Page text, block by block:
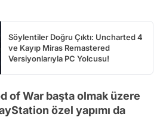
Söylentiler Doğru Çıktı: Uncharted 4
ve Kayıp Miras Remastered
Versiyonlarıyla PC Yolcusu!
of War başta olmak üzere
özel yapımı da